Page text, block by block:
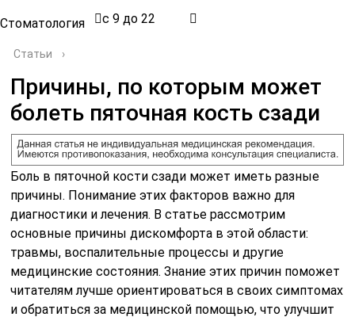
Стоматология с 9 до 22
Статьи ›
Причины, по которым может
болеть пяточная кость сзади
Боль в пяточной кости сзади может иметь разные
причины. Понимание этих факторов важно для
диагностики и лечения. В статье рассмотрим
основные причины дискомфорта в этой области:
травмы, воспалительные процессы и другие
медицинские состояния. Знание этих причин поможет
читателям лучше ориентироваться в своих симптомах
и обратиться за медицинской помощью, что улучшит